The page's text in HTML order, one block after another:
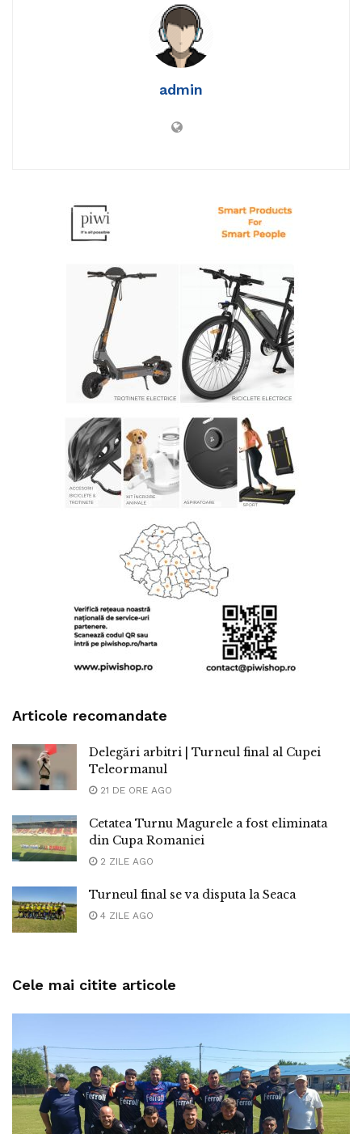
admin
Articole recomandate
Delegări arbitri | Turneul final al Cupei
Teleormanul
21 DE ORE AGO
Cetatea Turnu Magurele a fost eliminata
din Cupa Romaniei
2 ZILE AGO
Turneul final se va disputa la Seaca
4 ZILE AGO
Cele mai citite articole